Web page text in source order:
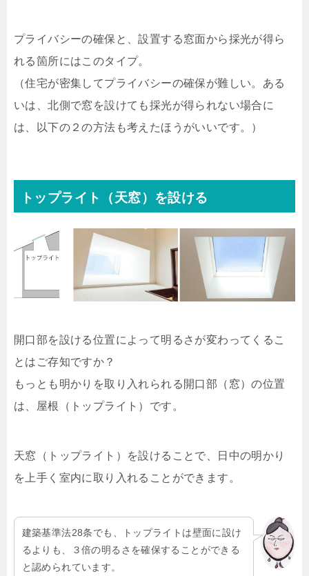
プライバシーの確保と、設置する窓面から採光が得ら
れる箇所にはこのタイプ。
（住宅が密集してプライバシーの確保が難しい。ある
いは、北側で窓を設けても採光が得られない場合に
は、以下の２の方法も考えたほうがいいです。）
トップライト（天窓）を設ける
開口部を設ける位置によって明るさが変わってくるこ
とはご存知ですか？
もっとも明かりを取り入れられる開口部（窓）の位置
は、屋根（トップライト）です。
天窓（トップライト）を設けることで、日中の明かり
を上手く室内に取り入れることができます。
建築基準法28条でも、トップライトは壁面に設け
るよりも、３倍の明るさを確保することができる
と認められています。